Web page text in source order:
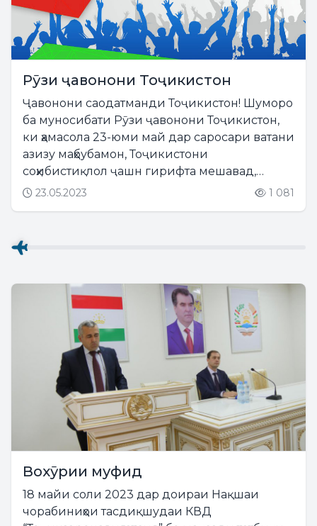
Рӯзи ҷавонони Тоҷикистон
Ҷавонони саодатманди Тоҷикистон! Шуморо
ба муносибати Рӯзи ҷавонони Тоҷикистон,
ки ҳамасола 23-юми май дар саросари ватани
азизу маҳбубамон, Тоҷикистони
соҳибистиқлол ҷашн гирифта мешавад,
табрику таҳният менамоям. Дар партави
23.05.2023 1 081
Вохӯрии муфид
18 майи соли 2023 дар доираи Нақшаи
чорабиниҳои тасдиқшудаи КВД